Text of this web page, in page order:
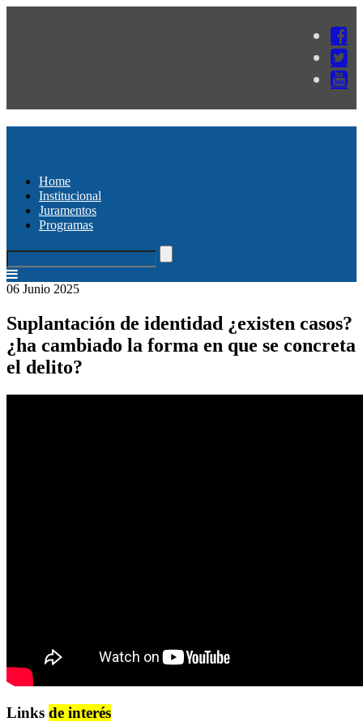
Home
Institucional
Juramentos
Programas
06 Junio 2025
Suplantación de identidad ¿existen casos?
¿ha cambiado la forma en que se concreta
el delito?
Links de interés